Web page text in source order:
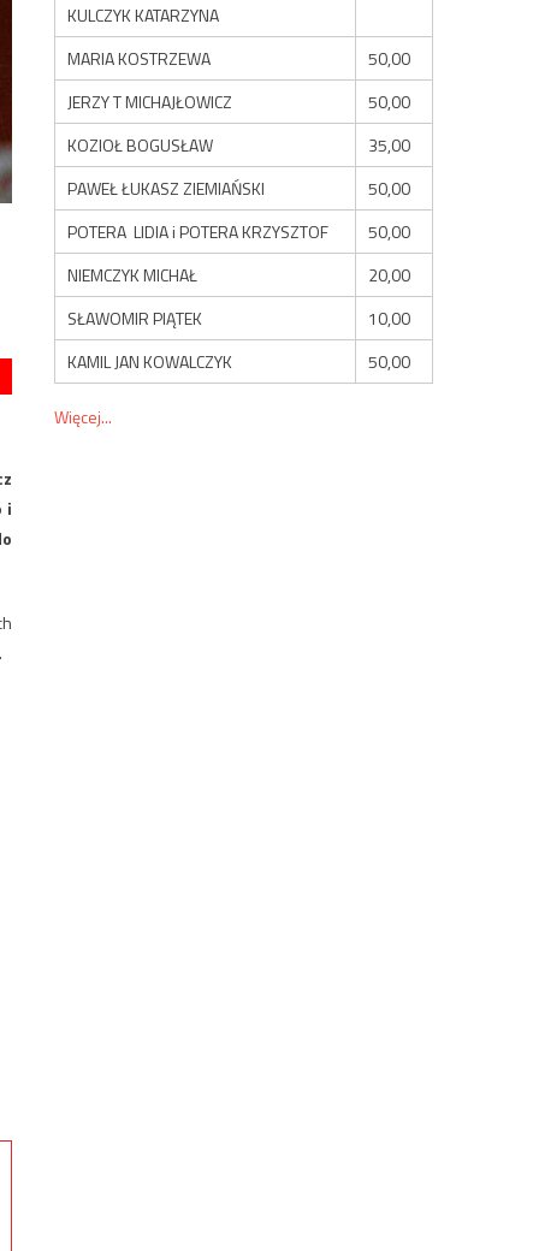
i
KULCZYK KATARZYNA
MARIA KOSTRZEWA
50,00
JERZY T MICHAJŁOWICZ
50,00
KOZIOŁ BOGUSŁAW
35,00
PAWEŁ ŁUKASZ ZIEMIAŃSKI
50,00
POTERA LIDIA i POTERA KRZYSZTOF
50,00
NIEMCZYK MICHAŁ
20,00
SŁAWOMIR PIĄTEK
10,00
KAMIL JAN KOWALCZYK
50,00
Więcej...